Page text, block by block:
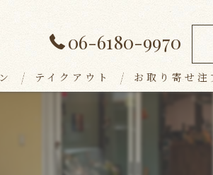
06-6180-9970
ー
テイクアウト お取り寄せ注